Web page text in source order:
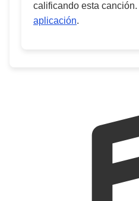
calificando esta canción.
aplicación.